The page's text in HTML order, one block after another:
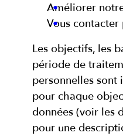
Améliorer
Vous
Les objectifs, les
période de
personnelles sont
pour chaque
données (voir les
pour une